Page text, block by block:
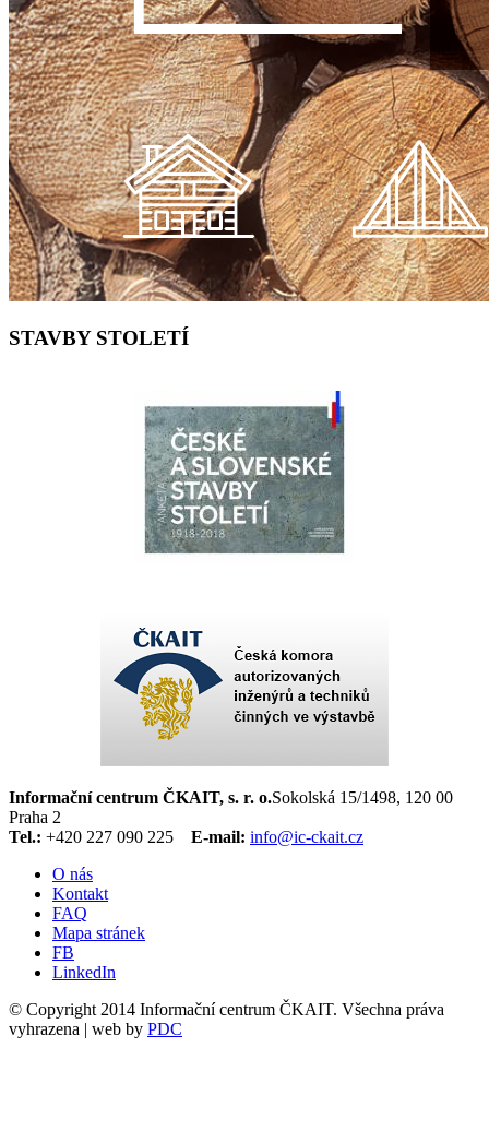
STAVBY STOLETÍ
Informační centrum ČKAIT, s. r. o.Sokolská 15/1498, 120 00
Praha 2
Tel.: +420 227 090 225 E-mail: info@ic-ckait.cz
O nás
Kontakt
FAQ
Mapa stránek
FB
LinkedIn
© Copyright 2014 Informační centrum ČKAIT. Všechna práva
vyhrazena | web by PDC